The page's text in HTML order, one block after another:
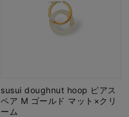
susui doughnut hoop ピアス
ペア M ゴールド マット×クリ
ーム